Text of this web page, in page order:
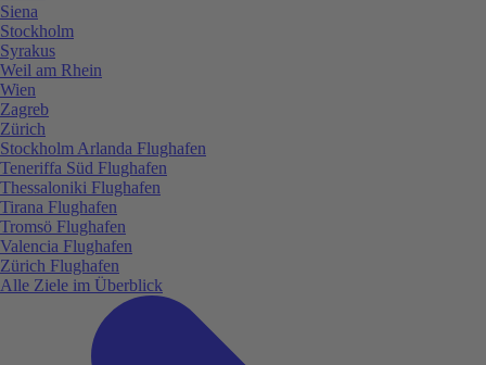
Siena
Stockholm
Syrakus
Weil am Rhein
Wien
Zagreb
Zürich
Stockholm Arlanda Flughafen
Teneriffa Süd Flughafen
Thessaloniki Flughafen
Tirana Flughafen
Tromsö Flughafen
Valencia Flughafen
Zürich Flughafen
Alle Ziele im Überblick